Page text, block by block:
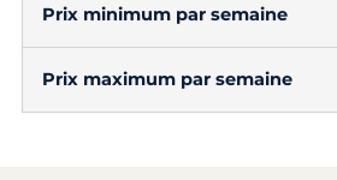
Prix minimum par semaine
Prix maximum par semaine